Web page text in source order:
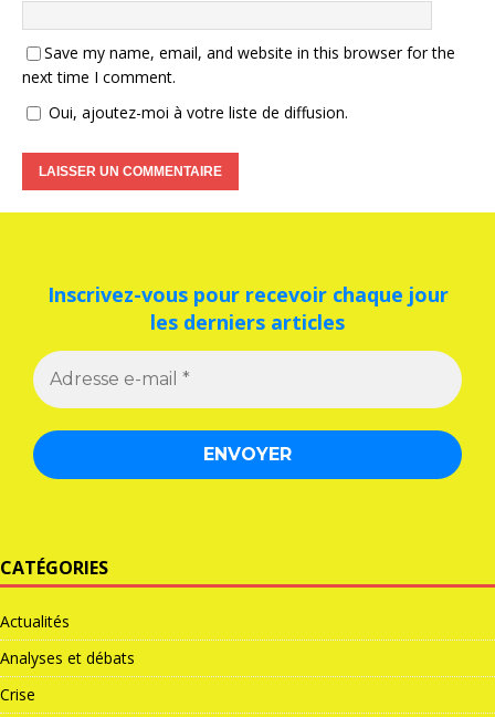
Save my name, email, and website in this browser for the
next time I comment.
Oui, ajoutez-moi à votre liste de diffusion.
Inscrivez-vous pour recevoir chaque jour
les derniers articles
CATÉGORIES
Actualités
Analyses et débats
Crise